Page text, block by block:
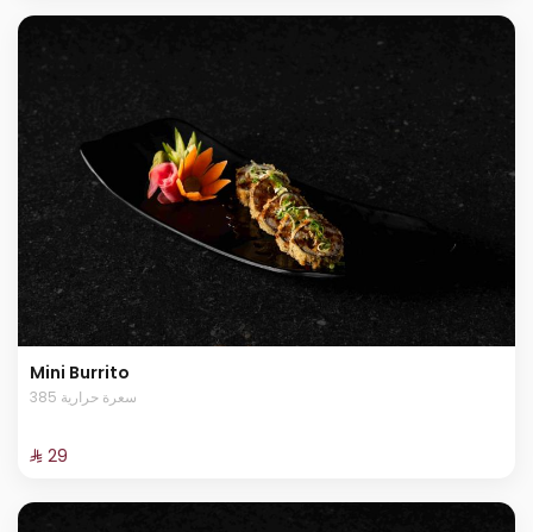
Mini Burrito
385 سعرة حرارية
⁨⁦‪‬ 29⁩